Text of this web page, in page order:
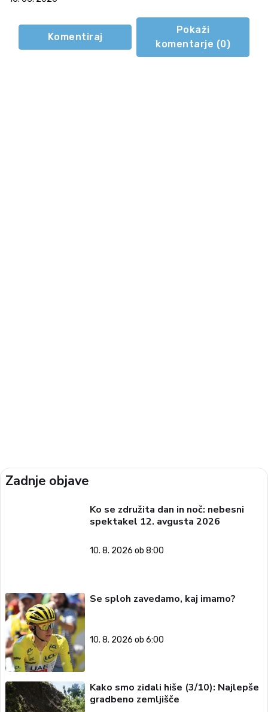
Komentiraj
Pokaži
komentarje (0)
Zadnje objave
Ko se združita dan in noč: nebesni
spektakel 12. avgusta 2026
10. 8. 2026 ob 8:00
Se sploh zavedamo, kaj imamo?
10. 8. 2026 ob 6:00
Kako smo zidali hiše (3/10): Najlepše
gradbeno zemljišče